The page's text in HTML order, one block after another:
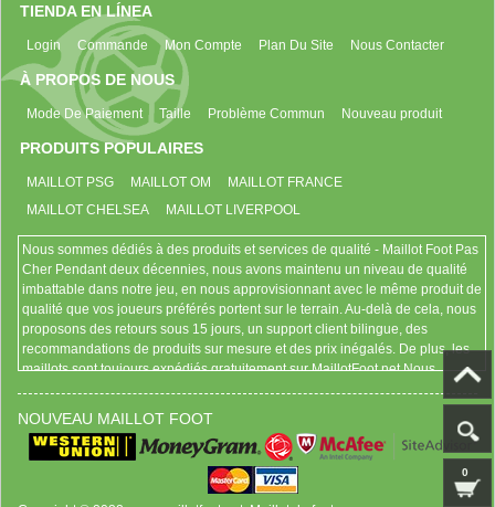
TIENDA EN LÍNEA
Login Commande Mon Compte Plan Du Site Nous Contacter
À PROPOS DE NOUS
Mode De Paiement Taille Problème Commun Nouveau produit
PRODUITS POPULAIRES
MAILLOT PSG MAILLOT OM
MAILLOT FRANCE
MAILLOT CHELSEA
MAILLOT LIVERPOOL
Nous sommes dédiés à des produits et services de qualité - Maillot Foot Pas
Cher Pendant deux décennies, nous avons maintenu un niveau de qualité
imbattable dans notre jeu, en nous approvisionnant avec le même produit de
qualité que vos joueurs préférés portent sur le terrain. Au-delà de cela, nous
proposons des retours sous 15 jours, un support client bilingue, des
recommandations de produits sur mesure et des prix inégalés. De plus, les
maillots sont toujours expédiés gratuitement sur MaillotFoot.net Nous
toujours être sûr que l'équipement que vous obtenez est approuvé par la
marque et le club, construit avec qualité et approuvé pour la vente. Un
contenu perspicace, des critiques de sites crédibles et des produits sous
licence officielle garantissent que toute notre expérience client est brute et
vraie, tandis que chaque mot écrit est accompagné d'une voix et d'une
NOUVEAU MAILLOT FOOT
0